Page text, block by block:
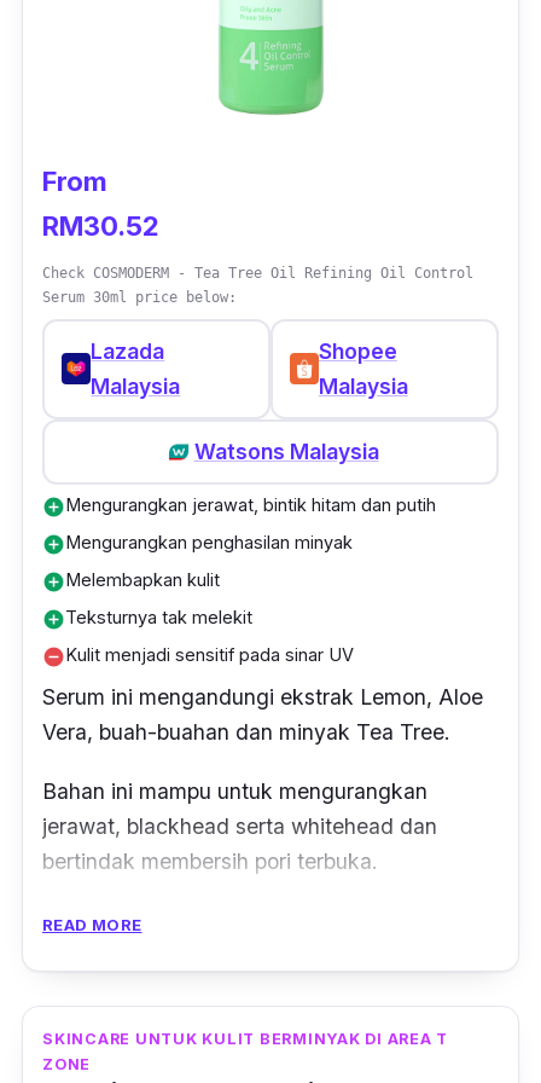
Australia ini sudah dibuktikan
keberkesanannya dalam mengawal dan
mengurangkan masalah jerawat pada
Review:
dan melekit pada wajah. Kulit pun makin
cerah,”
From
RM30.52
Check COSMODERM - Tea Tree Oil Refining Oil Control
Serum 30ml price below:
Lazada
Malaysia
Shopee
Malaysia
Watsons Malaysia
add_circleMengurangkan jerawat, bintik hitam dan putih
add_circleMengurangkan penghasilan minyak
add_circleMelembapkan kulit
add_circleTeksturnya tak melekit
remove_circleKulit menjadi sensitif pada sinar UV
Serum ini mengandungi ekstrak Lemon, Aloe
Vera, buah-buahan dan minyak Tea Tree.
Bahan ini mampu untuk mengurangkan
jerawat, blackhead serta whitehead dan
bertindak membersih pori terbuka.
Selepas toner, serum boleh diaplikasi kepada
Sesuai digunakan untuk mereka yang
READ MORE
SKINCARE UNTUK KULIT BERMINYAK DI AREA T
ZONE